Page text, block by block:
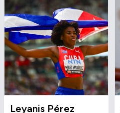
Leyanis Pérez